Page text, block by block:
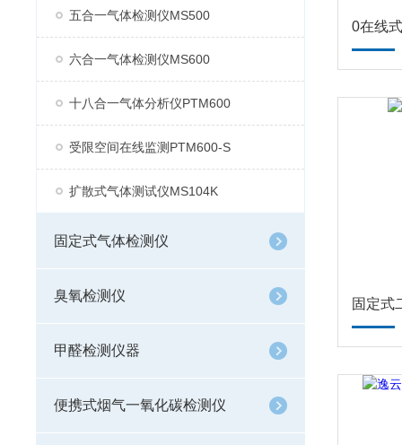
五合一气体检测仪MS500
六合一气体检测仪MS600
十八合一气体分析仪PTM600
受限空间在线监测PTM600-S
扩散式气体测试仪MS104K
固定式气体检测仪
臭氧检测仪
甲醛检测仪器
便携式烟气一氧化碳检测仪
0在线
固定式